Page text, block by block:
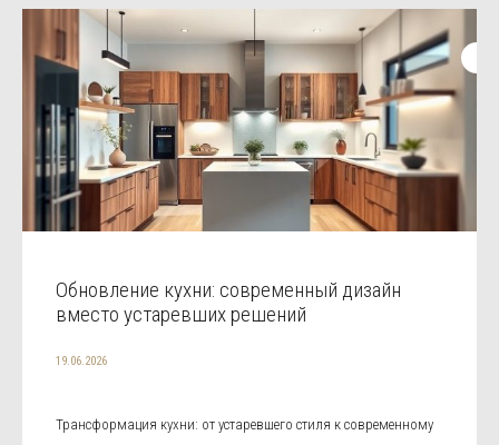
Обновление кухни: современный дизайн
вместо устаревших решений
19.06.2026
Трансформация кухни: от устаревшего стиля к современному